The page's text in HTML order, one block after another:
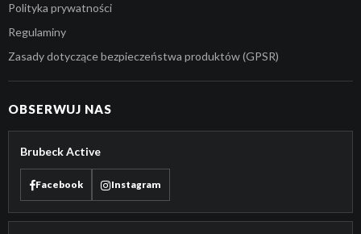
Polityka prywatności
Regulaminy
Zasady dotyczące bezpieczeństwa produktów (GPSR)
OBSERWUJ NAS
Brubeck Active
Facebook Instagram